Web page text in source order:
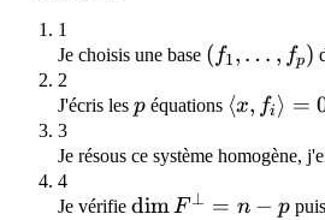
1
Je choisis une base ( f1, … , fp)
2
J'écris les p
p équations \langle
\rangle
⟨x, fi ⟩ =
3
Je résous ce système homogène,
4
Je vérifie \dim
dimF⊥ = n − p